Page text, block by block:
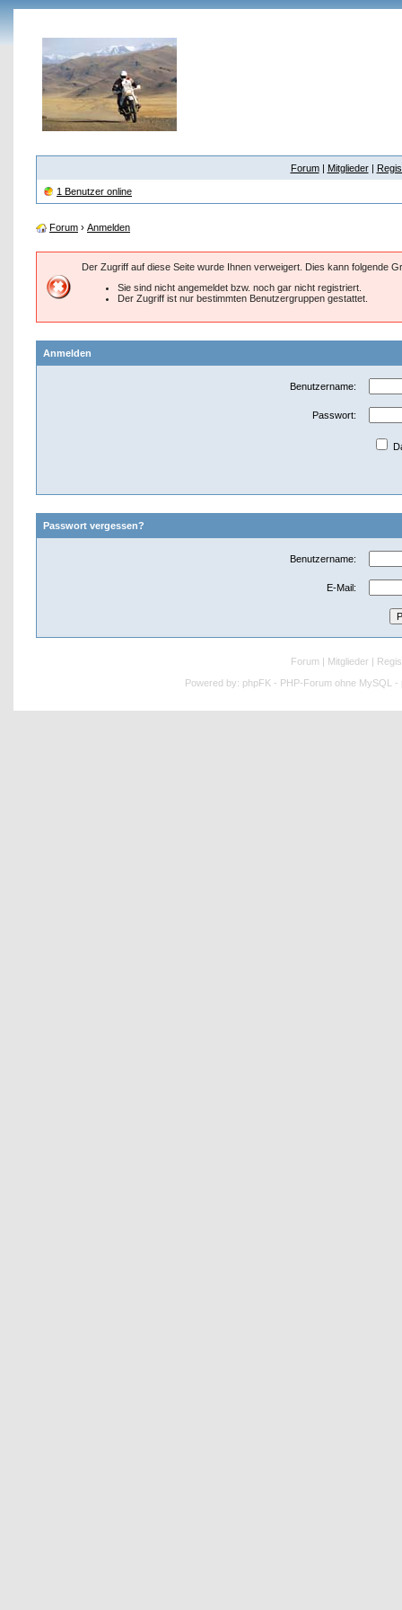
Forum| Mitglieder|
1 Benutzer online
Forum › Anmelden
Der Zugriff auf diese Seite wurde Ihnen verweigert. Dies kann folgende
Sie sind nicht angemeldet bzw. noch gar nicht registriert.
Der Zugriff ist nur bestimmten Benutzergruppen gestattet.
Anmelden
Benutzername:
Passwort:
Passwort vergessen?
Benutzername:
E-Mail:
Forum Mitglieder
Powered by: phpFK - PHP-Forum ohne MySQL -